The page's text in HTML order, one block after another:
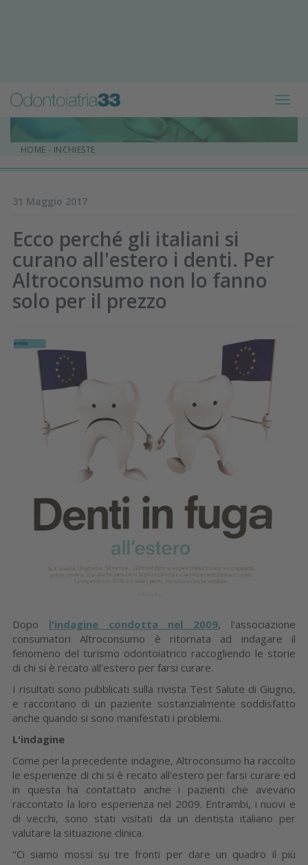
HOME - INCHIESTE
31 Maggio 2017
Ecco perché gli italiani si
curano all'estero i denti. Per
Altroconsumo non lo fanno
solo per il prezzo
Dopo l'indagine condotta nel 2009, l'associazione
consumatori Altroconsumo è ritornata ad indagare il
fenomeno del turismo odontoiatrico raccogliendo le storie
di chi si è recato all'estero per farsi curare.
I risultati sono pubblicati sulla rivista Test Salute di Giugno,
e raccontano di un paziente sostanzialmente soddisfatto
anche quando si sono manifestati i problemi.
L'indagine
Come per la precedente indagine, Altroconsumo ha raccolto
le esperienze di chi si è recato all'estero per farsi curare ed
in questa ha contattato anche i pazienti che avevano
raccontato la loro esperienza nel 2009. Entrambi, i nuovi e
di vecchi, sono stati visitati da un dentista italiano per
valutare la situazione clinica.
"Ci siamo mossi su tre fronti per dare un quadro il più